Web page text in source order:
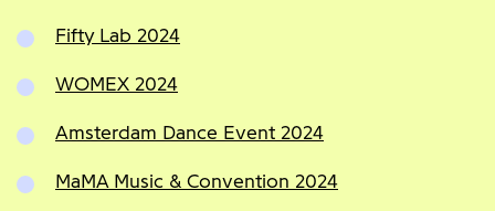
Fifty Lab 2024
WOMEX 2024
Amsterdam Dance Event 2024
MaMA Music & Convention 2024